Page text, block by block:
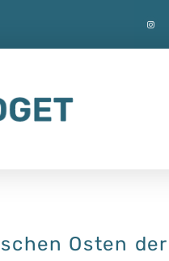
Osten